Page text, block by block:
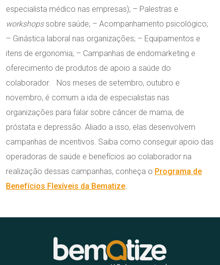
especialista médico nas empresas); – Palestras e
workshopssobre saúde; – Acompanhamento psicológico;
– Ginástica laboral nas organizações; – Equipamentos e
itens de ergonomia; – Campanhas de endomarketing e
oferecimento de produtos de apoio a saúde do
colaborador. Nos meses de setembro, outubro e
novembro, é comum a ida de especialistas nas
organizações para falar sobre câncer de mama, de
próstata e depressão. Aliado a isso, elas desenvolvem
campanhas de incentivos. Saiba como conseguir apoio das
operadoras de saúde e benefícios ao colaborador na
realização dessas campanhas, conheça o Programa de
Benefícios Flexíveis da Bematize.